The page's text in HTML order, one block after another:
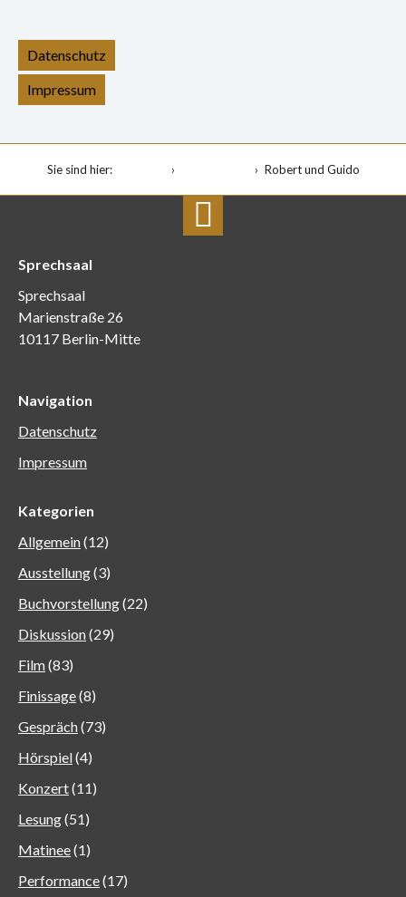
Datenschutz
Impressum
Sie sind hier: Robert und Guido
Sprechsaal
Sprechsaal
Marienstraße 26
10117 Berlin-Mitte
Navigation
Datenschutz
Impressum
Kategorien
Allgemein(12)
Ausstellung(3)
Buchvorstellung(22)
Diskussion(29)
Film(83)
Finissage(8)
Gespräch(73)
Hörspiel(4)
Konzert(11)
Lesung(51)
Matinee(1)
Performance(17)